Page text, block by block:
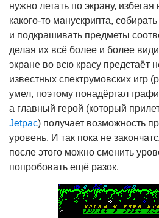
нужно летать по экрану,
какого-то манускрипта,
и подкрашивать предметы
делая их всё более и более
экране во всю красу предстаёт
известных спектрумовских игр
умел, поэтому понадёргал
а главный герой (который
Jetpac) получает возможность
уровень. И так пока не
после этого можно сменить
попробовать ещё разок.